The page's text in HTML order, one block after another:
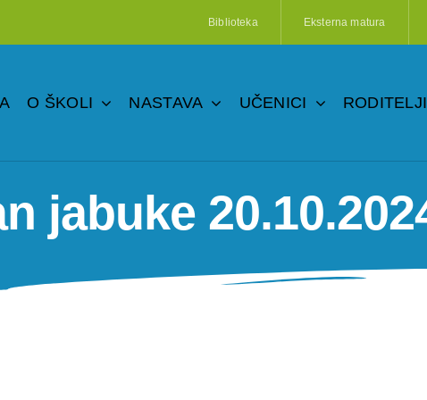
Biblioteka Eksterna matura
O ŠKOLI NASTAVA UČENICI RODITELJI
jabuke